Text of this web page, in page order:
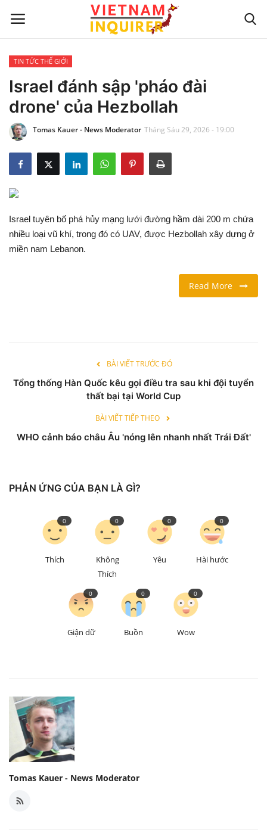
Trang chủ
Liên hệ
TIN TỨC THẾ GIỚI
CẬP NHẬT
CÔNG NGHỆ
Ngôn ngữ
TIN TỨC THẾ GIỚI
Israel đánh sập 'pháo đài
drone' của Hezbollah
Tomas Kauer - News Moderator Tháng Sáu 29, 2026 - 19:00
Israel tuyên bố phá hủy mạng lưới đường hầm dài 200 m chứa
nhiều loại vũ khí, trong đó có UAV, được Hezbollah xây dựng ở
miền nam Lebanon.
Read More
BÀI VIẾT TRƯỚC ĐÓ
Tổng thống Hàn Quốc kêu gọi điều tra sau khi đội tuyển
thất bại tại World Cup
BÀI VIẾT TIẾP THEO
WHO cảnh báo châu Âu 'nóng lên nhanh nhất Trái Đất'
PHẢN ỨNG CỦA BẠN LÀ GÌ?
Thích
0
Không
Thích
0
Yêu
0
Hài hước
0
Giận dữ
0
Buồn
0
Wow
0
Tomas Kauer - News Moderator